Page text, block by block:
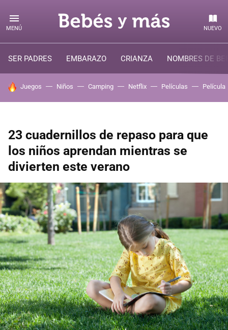
MENÚ NUEVO
SER PADRES EMBARAZO CRIANZA NOMBRES DE
HOY SE HABLA DE
Juegos Niños Camping Netflix Películas Película
23 cuadernillos de repaso para que
los niños aprendan mientras se
divierten este verano